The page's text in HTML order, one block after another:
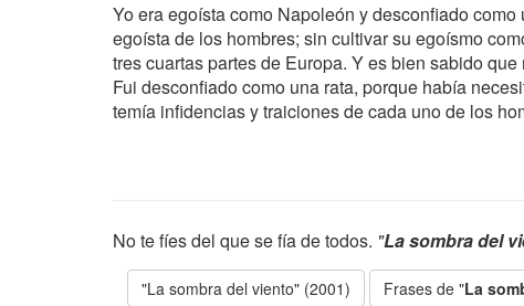
Yo era egoísta como Napoleón y desconfiado
egoísta de los hombres; sin cultivar su egoísmo
tres cuartas partes de Europa. Y es bien sabido
Fui desconfiado como una rata, porque había
temía infidencias y traiciones de cada uno de los
No te fíes del que se fía de todos. "La sombra del
"La sombra del viento" (2001) Frases de "La